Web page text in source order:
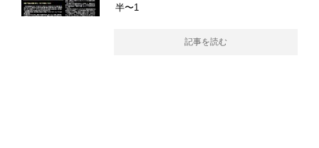
半〜1
記事を読む